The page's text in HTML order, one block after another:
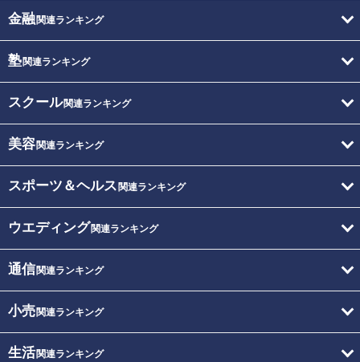
金融関連ランキング
塾関連ランキング
スクール関連ランキング
美容関連ランキング
スポーツ＆ヘルス 関連ランキング
ウエディング関連ランキング
通信関連ランキング
小売関連ランキング
生活関連ランキング